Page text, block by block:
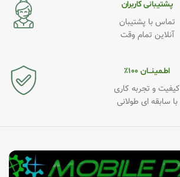
پشتیبانی کاربران
تماس با پشتیبان
آنلاین تمام وقت
اطـمینــان ۱۰۰٪
کیفیت و تجربه کاری
با سابقه ای طولانی